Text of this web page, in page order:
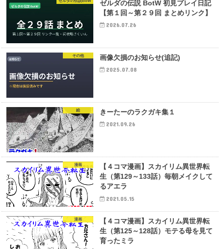
ゼルダの伝説BoW
ゼルダの伝説 BotW 初見プレイ日記
【第１回～第２９回 まとめリンク】
2026.07.26
その他 画像欠損のお知らせ(追記)
2025.07.08
絵 きーたーのラクガキ集１
2021.09.26
漫画
【４コマ漫画】スカイリム異世界転
生（第129～133話）毎朝メイクして
るアエラ
2021.05.15
漫画
【４コマ漫画】スカイリム異世界転
生（第125～128話）モテる母を見て
育ったミラ